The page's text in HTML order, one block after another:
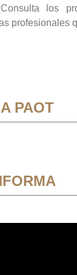
Consulta los
profesionales
PAOT